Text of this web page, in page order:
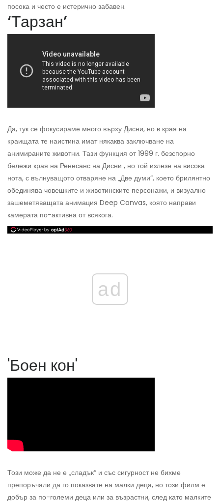
посока и често е истерично забавен.
‘Тарзан’
Да, тук се фокусираме много върху Дисни, но в края на
краищата те наистина имат някаква заключване на
анимираните животни. Тази функция от 1999 г. безспорно
бележи края на Ренесанс на Дисни , но той излезе на висока
нота, с вълнуващото отваряне на „Две думи“, което брилянтно
обединява човешките и животинските персонажи, и визуално
зашеметяващата анимация Deep Canvas, която направи
камерата по-активна от всякога.
ad
'Боен кон'
Този може да не е „сладък“ и със сигурност не бихме
препоръчали да го показвате на малки деца, но този филм е
добър за по-големи деца или за възрастни, след като малките